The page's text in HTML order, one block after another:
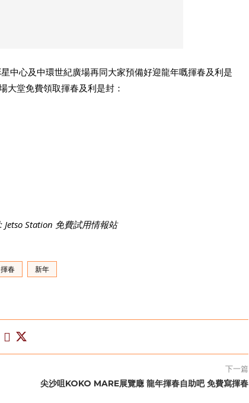
中心及中環世紀廣場再同大家預備好迎龍年嘅揮春及利是
大堂免費領取揮春及利是封：
Station 免費試用情報站
揮春 新年
下一篇
尖沙咀KOKO MARE展覽廰 龍年揮春自助吧 免費寫揮春